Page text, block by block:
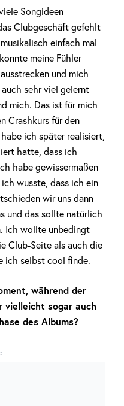
Songideen
Clubgeschäft gefehlt
einfach mal
meine Fühler
und mich
sehr viel gelernt
mich. Das ist für mich
Crashkurs für den
ich später realisiert,
hatte, dass ich
habe gewissermaßen
wusste, dass ich ein
wir uns dann
und das sollte natürlich
Ich wollte unbedingt
Club-Seite als auch die
ich selbst cool finde.
während der
vielleicht sogar auch
des Albums?